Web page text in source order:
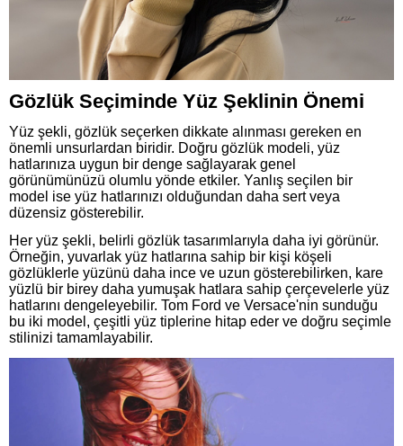
Gözlük Seçiminde Yüz Şeklinin Önemi
Yüz şekli, gözlük seçerken dikkate alınması gereken en
önemli unsurlardan biridir. Doğru gözlük modeli, yüz
hatlarınıza uygun bir denge sağlayarak genel
görünümünüzü olumlu yönde etkiler. Yanlış seçilen bir
model ise yüz hatlarınızı olduğundan daha sert veya
düzensiz gösterebilir.
Her yüz şekli, belirli gözlük tasarımlarıyla daha iyi görünür.
Örneğin, yuvarlak yüz hatlarına sahip bir kişi köşeli
gözlüklerle yüzünü daha ince ve uzun gösterebilirken, kare
yüzlü bir birey daha yumuşak hatlara sahip çerçevelerle yüz
hatlarını dengeleyebilir. Tom Ford ve Versace'nin sunduğu
bu iki model, çeşitli yüz tiplerine hitap eder ve doğru seçimle
stilinizi tamamlayabilir.